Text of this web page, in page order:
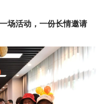
场活动，一份长情邀请